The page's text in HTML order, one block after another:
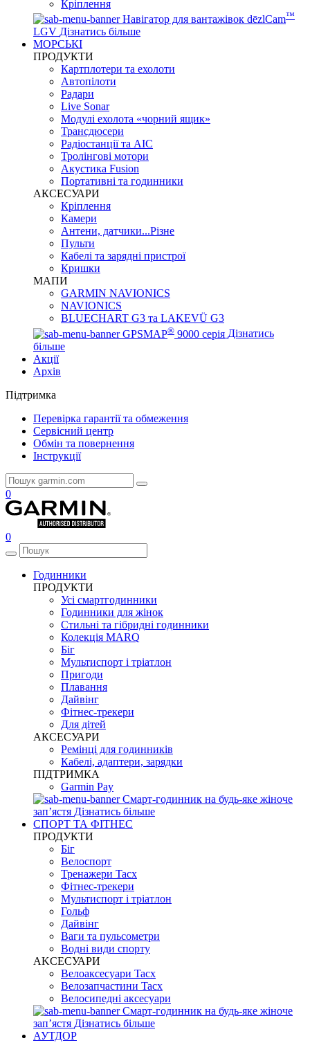
Кріплення
Навігатор для вантажівок dēzlCam™
LGV Дізнатись більше
МОРСЬКІ
ПРОДУКТИ
Картплотери та ехолоти
Автопілоти
Радари
Live Sonar
Модулі ехолота «чорний ящик»
Трансдюсери
Радіостанції та АІС
Тролінгові мотори
Акустика Fusion
Портативні та годинники
АКСЕСУАРИ
Кріплення
Камери
Антени, датчики...Різне
Пульти
Кабелі та зарядні пристрої
Кришки
МАПИ
GARMIN NAVIONICS
NAVIONICS
BLUECHART G3 та LAKEVÜ G3
GPSMAP® 9000 серія Дізнатись
більше
Акції
Архів
Підтримка
Перевірка гарантії та обмеження
Сервісний центр
Обмін та повернення
Інструкції
0
0
Годинники
ПРОДУКТИ
Усі смартгодинники
Годинники для жінок
Стильні та гібридні годинники
Колекція MARQ
Біг
Мультиспорт і тріатлон
Пригоди
Плавання
Дайвінг
Фітнес-трекери
Для дітей
АКСЕСУАРИ
Ремінці для годинників
Кабелі, адаптери, зарядки
ПІДТРИМКА
Garmin Pay
Смарт-годинник на будь-яке жіноче
запʼястя Дізнатись більше
СПОРТ ТА ФІТНЕС
ПРОДУКТИ
Біг
Велоспорт
Тренажери Tacx
Фітнес-трекери
Мультиспорт і тріатлон
Гольф
Дайвінг
Ваги та пульсометри
Водні види спорту
AKCЕСУАРИ
Велоаксесуари Tacx
Велозапчастини Tacx
Велосипедні аксесуари
Смарт-годинник на будь-яке жіноче
запʼястя Дізнатись більше
АУТДОР